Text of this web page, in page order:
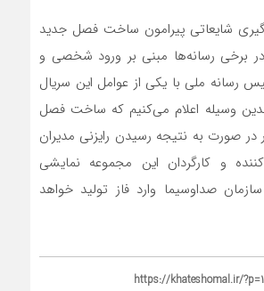
شایعاتی پیرامون ساخت فصل جدید
برخی رسانه‌ها مبنی بر ورود شخصی و
رسانه ملی با یکی از عوامل این سریال
وسیله اعلام می‌کنیم که ساخت فصل
در صورت به نتیجه رسیدن رایزنی‌ مدیران
و کارگردان این مجموعه نمایشی
صداوسیما وارد فاز تولید خواهد
https://khateshomal.ir/